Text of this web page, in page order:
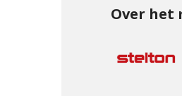
Over het